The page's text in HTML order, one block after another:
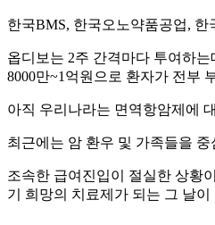
한국BMS, 한국오노약품공업,
옵디보는 2주 간격마다 투여하
8000만~1억원으로 환자가 전부
아직 우리나라는 면역항암제에
최근에는 암 환우 및 가족들을 중
조속한 급여진입이 절실한 상황
기 희망의 치료제가 되는 그 날